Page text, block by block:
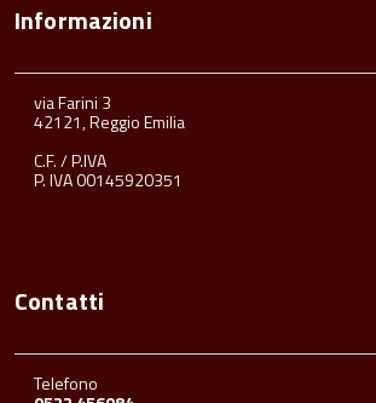
Informazioni
via Farini 3
42121, Reggio Emilia
C.F. / P.IVA
P. IVA 00145920351
Contatti
Telefono